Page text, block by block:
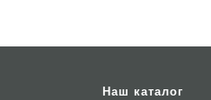
Наш каталог